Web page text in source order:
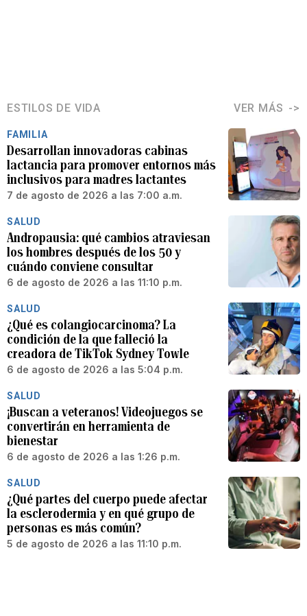
ESTILOS DE VIDA VER MÁS
FAMILIA
Desarrollan innovadoras cabinas
lactancia para promover entornos más
inclusivos para madres lactantes
7 de agosto de 2026 a las 7:00 a.m.
SALUD
Andropausia: qué cambios atraviesan
los hombres después de los 50 y
cuándo conviene consultar
6 de agosto de 2026 a las 11:10 p.m.
SALUD
¿Qué es colangiocarcinoma? La
condición de la que falleció la
creadora de TikTok Sydney Towle
6 de agosto de 2026 a las 5:04 p.m.
SALUD
¡Buscan a veteranos! Videojuegos se
convertirán en herramienta de
bienestar
6 de agosto de 2026 a las 1:26 p.m.
SALUD
¿Qué partes del cuerpo puede afectar
la esclerodermia y en qué grupo de
personas es más común?
5 de agosto de 2026 a las 11:10 p.m.